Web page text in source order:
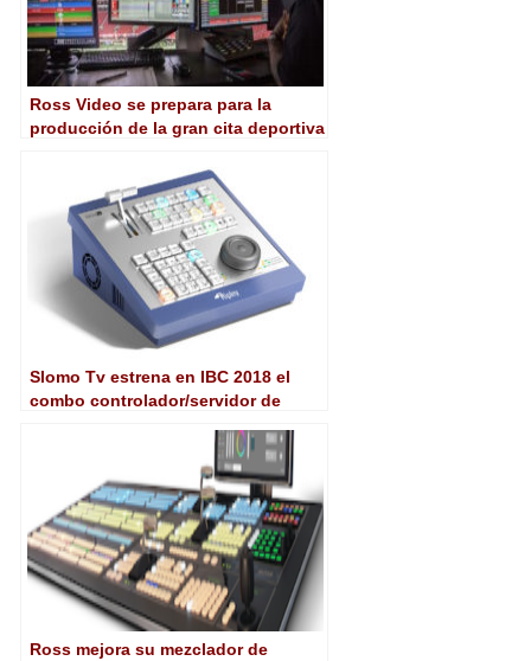
Ross Video se prepara para la
producción de la gran cita deportiva
Slomo Tv estrena en IBC 2018 el
combo controlador/servidor de
Ross mejora su mezclador de